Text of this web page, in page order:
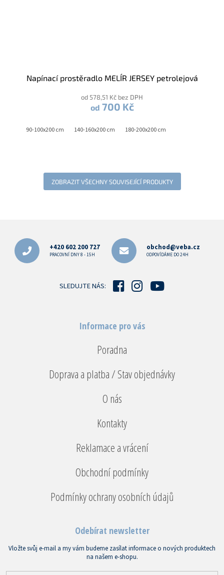
Napínací prostěradlo MELÍR JERSEY petrolejová
od 578,51 Kč bez DPH
od 700 Kč
90-100x200 cm 140-160x200 cm 180-200x200 cm
ZOBRAZIT VŠECHNY SOUVISEJÍCÍ PRODUKTY
+420 602 200 727
PRACOVNÍ DNY 8 - 15H
obchod@veba.cz
ODPOVÍDÁME DO 24H
SLEDUJTE NÁS:
Informace pro vás
Poradna
Doprava a platba / Stav objednávky
O nás
Kontakty
Reklamace a vrácení
Obchodní podmínky
Podmínky ochrany osobních údajů
Odebírat newsletter
Vložte svůj e-mail a my vám budeme zasílat informace o nových produktech
na našem e-shopu.